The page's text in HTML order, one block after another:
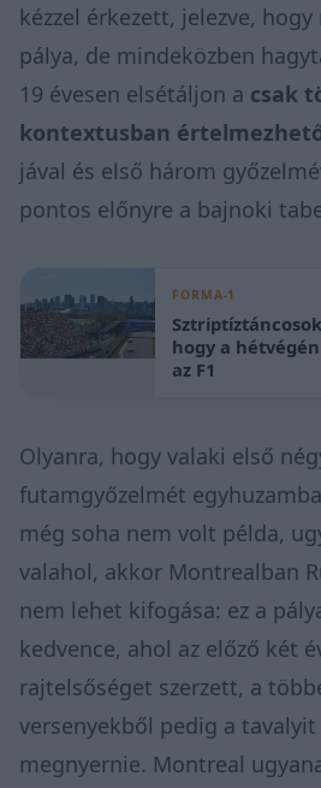
kézzel érkezett, jelezve,
pálya, de mindeközben
19 évesen elsétáljon a csak
kontextusban
jával és első három
pontos előnyre a bajnoki
FORMA-1
hogy a
az F1
Olyanra, hogy valaki első
futamgyőzelmét
még soha nem volt példa,
valahol, akkor Montrealban
nem lehet kifogása: ez a
kedvence, ahol az előző két
rajtelsőséget szerzett, a
versenyekből pedig a
megnyernie. Montreal